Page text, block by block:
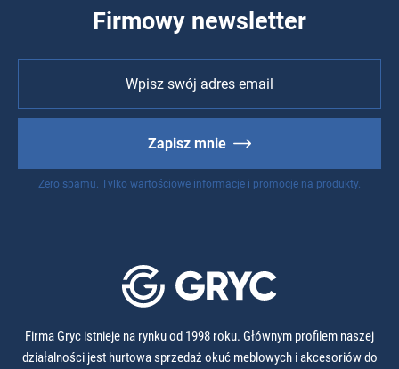
Firmowy newsletter
Zapisz mnie
Zero spamu. Tylko wartościowe informacje i promocje na produkty.
Firma Gryc istnieje na rynku od 1998 roku. Głównym profilem naszej
działalności jest hurtowa sprzedaż okuć meblowych i akcesoriów do